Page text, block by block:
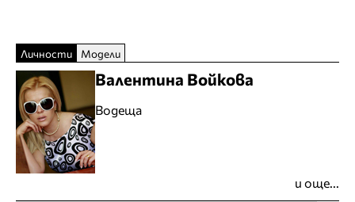
Личности Модели
Валентина Войкова
Водеща
и още...